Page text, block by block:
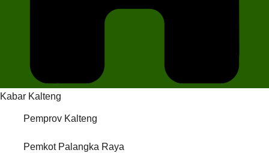
Kabar Kalteng
Pemprov Kalteng
Pemkot Palangka Raya